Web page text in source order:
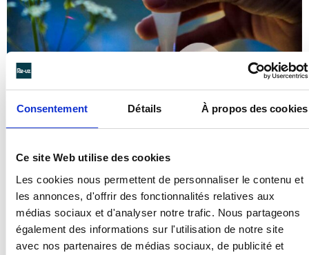
Consentement Détails À propos des cookies
Ce site Web utilise des cookies
Les cookies nous permettent de personnaliser le contenu et
les annonces, d'offrir des fonctionnalités relatives aux
médias sociaux et d'analyser notre trafic. Nous partageons
également des informations sur l'utilisation de notre site
avec nos partenaires de médias sociaux, de publicité et
WIJNGLAZEN VOOR AL JE
SPECIALE GELEGENHEDEN
Ons Ecocup ® assortiment
omvat glazen in
verschillende designs om aan al je behoeften te